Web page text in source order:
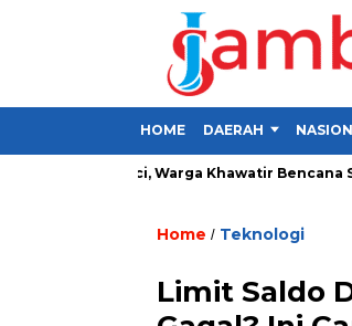
HOME DAERAH
di Kerinci, Warga Khawatir Bencana Susulan
Home / Teknologi
Limit Saldo